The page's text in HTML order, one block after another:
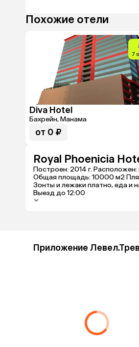
Похожие отели
7
Diva Hotel
Бахрейн, Манама
от 0 ₽
Royal Phoenicia
Построен: 2014 г.
Общая площадь: 10000 м2
Зонты и лежаки платно, еда и
Выезд до 12:00
Приложение